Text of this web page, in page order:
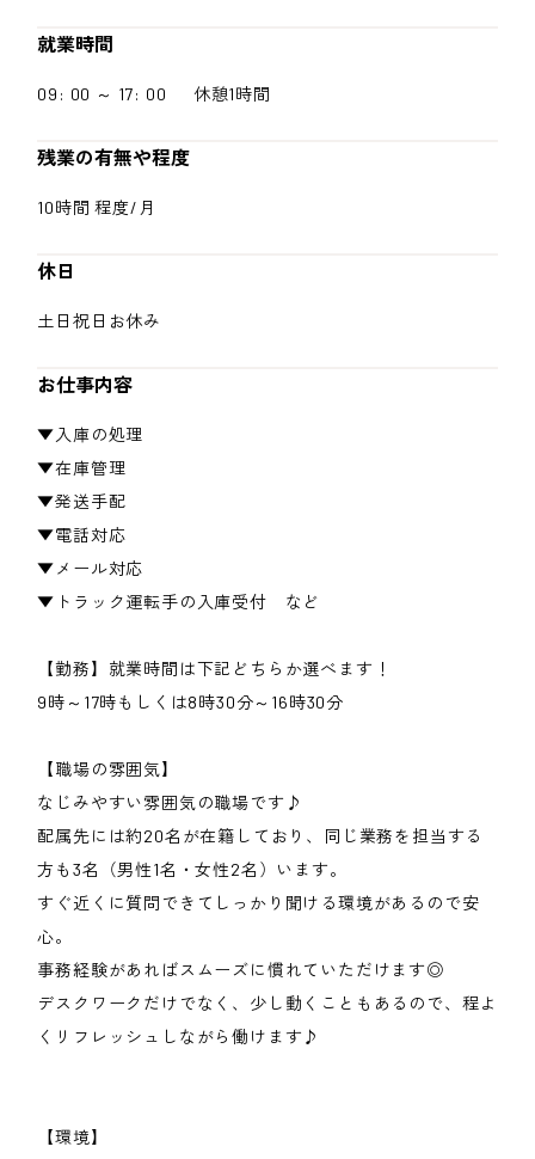
就業時間
09: 00 ～ 17: 00 休憩1時間
残業の有無や程度
10時間 程度/月
休日
土日祝日お休み
お仕事内容
▼入庫の処理
▼在庫管理
▼発送手配
▼電話対応
▼メール対応
▼トラック運転手の入庫受付 など
【勤務】就業時間は下記どちらか選べます！
9時～17時もしくは8時30分～16時30分
【職場の雰囲気】
なじみやすい雰囲気の職場です♪
配属先には約20名が在籍しており、同じ業務を担当する
方も3名（男性1名・女性2名）います。
すぐ近くに質問できてしっかり聞ける環境があるので安
心。
事務経験があればスムーズに慣れていただけます◎
デスクワークだけでなく、少し動くこともあるので、程よ
くリフレッシュしながら働けます♪
【環境】